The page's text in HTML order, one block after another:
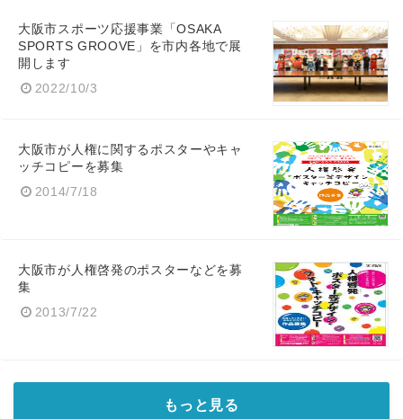
大阪市スポーツ応援事業「OSAKA
SPORTS GROOVE」を市内各地で展
開します
2022/10/3
大阪市が人権に関するポスターやキャ
ッチコピーを募集
2014/7/18
大阪市が人権啓発のポスターなどを募
集
2013/7/22
もっと見る